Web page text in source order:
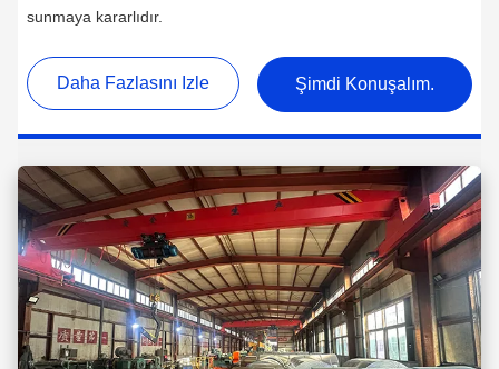
sunmaya kararlıdır.
Daha Fazlasını Izle Şimdi Konuşalım.